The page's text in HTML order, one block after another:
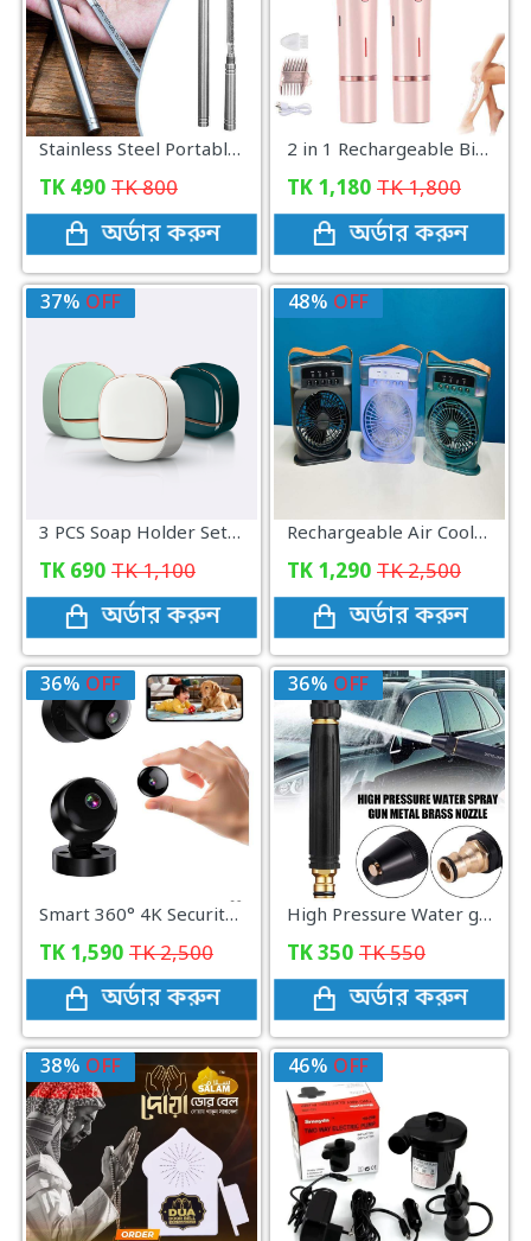
Stainless Steel Portable Mini Stick Knife
TK 490 TK800
অর্ডার করুন
2 in 1 Rechargeable Bikini Trimmer for Women Precision Electric Shaver for Smooth Safe Hair Removal
TK 1,180 TK1,800
অর্ডার করুন
37% OFF
3 PCS Soap Holder Set with Adhesive Hook
TK 690 TK1,100
অর্ডার করুন
48% OFF
Rechargeable Air Cooler Fan With Mist Flow (Double Battery)
TK 1,290 TK2,500
অর্ডার করুন
36% OFF
Smart 360° 4K Security Camera WiFi Wireless Indoor Outdoor Surveillance Motion Detection Night Vision Monitor System for Home
TK 1,590 TK2,500
অর্ডার করুন
36% OFF
High Pressure Water gun Nozzle
TK350 TK550
অর্ডার করুন
38% OFF 46% OFF